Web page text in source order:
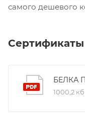
самого дешевого
Сертификаты
БЕЛКА
1000,2 кб